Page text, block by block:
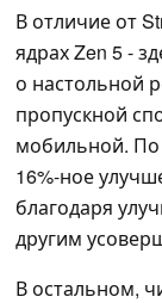
В отличие от
ядрах Zen 5 -
о настольной
пропускной
мобильной. По
16%-ное
благодаря
другим
В остальном,